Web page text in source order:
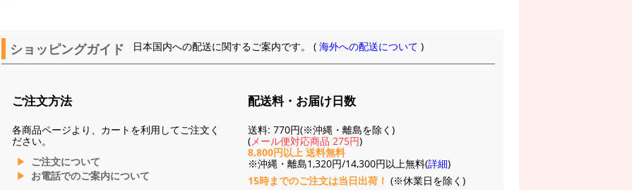
ショッピングガイド 日本国内への配送に関するご案内です。 (海外への配送について )
ご注文方法
各商品ページより、カートを利用してご注文く
ださい。
ご注文について
お電話でのご案内について
配送料・お届け日数
送料: 770円(※沖縄・離島を除く)
(メール便対応商品 275円)
8,800円以上 送料無料
※沖縄・離島1,320円/14,300円以上無料(詳細)
15時までのご注文は当日出荷！ (※休業日を除く)